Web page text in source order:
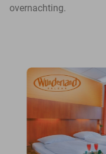
overnachting.